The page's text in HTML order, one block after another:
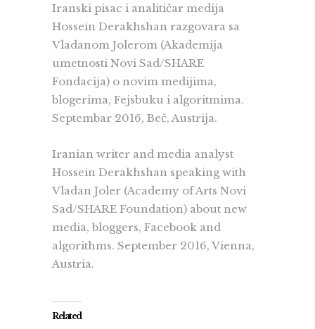
Iranski pisac i analitičar medija
Hossein Derakhshan razgovara sa
Vladanom Jolerom (Akademija
umetnosti Novi Sad/SHARE
Fondacija) o novim medijima,
blogerima, Fejsbuku i algoritmima.
Septembar 2016, Beč, Austrija.
Iranian writer and media analyst
Hossein Derakhshan speaking with
Vladan Joler (Academy of Arts Novi
Sad/SHARE Foundation) about new
media, bloggers, Facebook and
algorithms. September 2016, Vienna,
Austria.
Related